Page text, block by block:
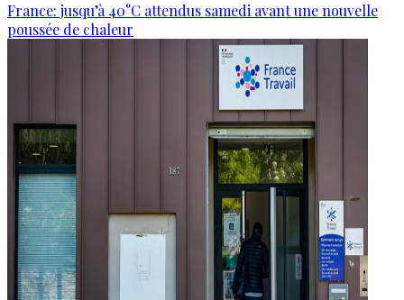
France: jusqu’à 40°C attendus samedi avant une nouvelle
poussée de chaleur